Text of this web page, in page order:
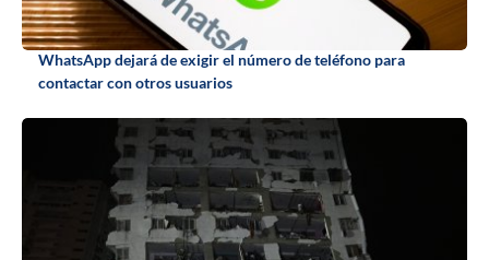
WhatsApp dejará de exigir el número de teléfono para
contactar con otros usuarios